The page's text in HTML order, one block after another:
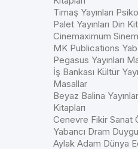
Timaş Yayınları
Palet Yayınları Din
Cinemaximum
MK Publications
Pegasus Yayınları
İş Bankası Kültür
Masallar
Beyaz Balina
Kitapları
Cenevre Fikir Sanat
Yabancı Dram
Aylak Adam Dünya